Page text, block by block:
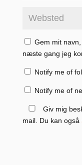
Gem mit
næste gang jeg
Notify me of
Notify me of
Giv mig
mail. Du kan også